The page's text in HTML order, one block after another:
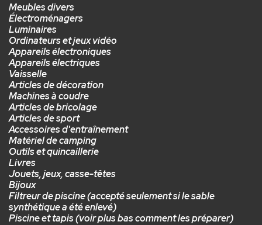
Meubles divers
Électroménagers
Luminaires
Ordinateurs et jeux vidéo
Appareils électroniques
Appareils électriques
Vaisselle
Articles de décoration
Machines à coudre
Articles de bricolage
Articles de sport
Accessoires d'entraînement
Matériel de camping
Outils et quincaillerie
Livres
Jouets, jeux, casse-têtes
Bijoux
Filtreur de piscine (accepté seulement si le sable
synthétique a été enlevé)
Piscine et tapis (voir plus bas comment les préparer)